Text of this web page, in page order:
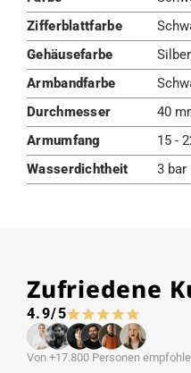
Zifferblattfarbe
Gehäusefarbe
Silber
Armbandfarbe
Durchmesser
40
Armumfang
15 -
Wasserdichtheit
3 bar
Zufriedene
4.9/5
Von +17.800 Personen